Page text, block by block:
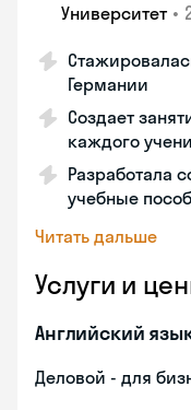
Университет •
Германии
Создает
каждого
Разработала
учебные
Читать дальше
Услуги и
Английский
Деловой - для